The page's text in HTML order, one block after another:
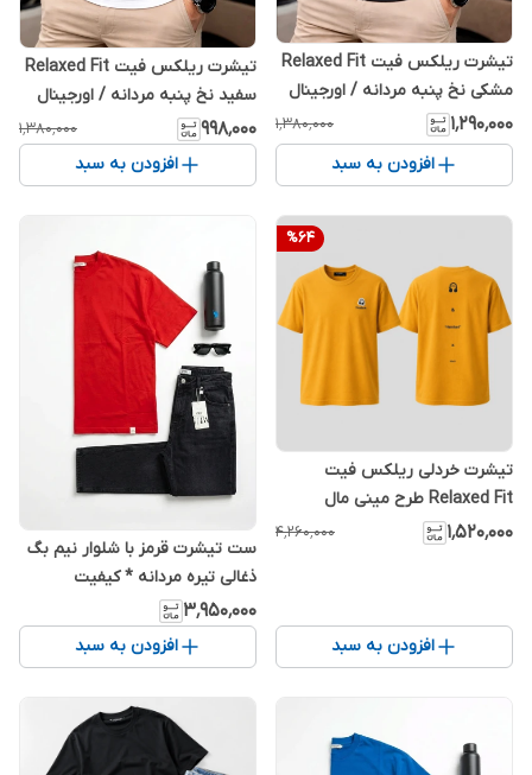
تیشرت ریلکس فیت Relaxed Fit
مشکی نخ پنبه مردانه / اورجینال
دیلم
۱٬۲۹۰٬۰۰۰ ۱٬۳۸۰٬۰۰۰
افزودن به سبد
تیشرت ریلکس فیت Relaxed Fit
سفید نخ پنبه مردانه / اورجینال
دیلم
۹۹۸٬۰۰۰ ۱٬۳۸۰٬۰۰۰
افزودن به سبد
%64
تیشرت خردلی ریلکس فیت
Relaxed Fit طرح مینی مال
هدفون 🎧 پنبه غواصی پاور کش
۱٬۵۲۰٬۰۰۰ ۴٬۲۶۰٬۰۰۰
افزودن به سبد
ست تیشرت قرمز با شلوار نیم بگ
ذغالی تیره مردانه * کیفیت
استثنایی / اورجینال دیلم
۳٬۹۵۰٬۰۰۰
افزودن به سبد